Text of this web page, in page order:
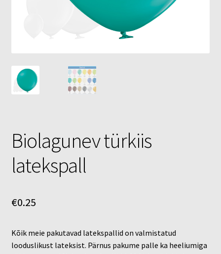
Biolagunev türkiis
latekspall
€0.25
Kõik meie pakutavad latekspallid on valmistatud
looduslikust lateksist. Pärnus pakume palle ka heeliumiga